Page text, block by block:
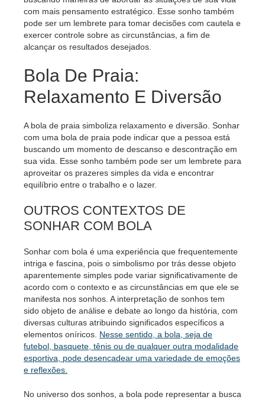
com mais pensamento estratégico. Esse sonho também
pode ser um lembrete para tomar decisões com cautela e
exercer controle sobre as circunstâncias, a fim de
alcançar os resultados desejados.
Bola De Praia:
Relaxamento E Diversão
A bola de praia simboliza relaxamento e diversão. Sonhar
com uma bola de praia pode indicar que a pessoa está
buscando um momento de descanso e descontração em
sua vida. Esse sonho também pode ser um lembrete para
aproveitar os prazeres simples da vida e encontrar
equilíbrio entre o trabalho e o lazer.
OUTROS CONTEXTOS DE
SONHAR COM BOLA
Sonhar com bola é uma experiência que frequentemente
intriga e fascina, pois o simbolismo por trás desse objeto
aparentemente simples pode variar significativamente de
acordo com o contexto e as circunstâncias em que ele se
manifesta nos sonhos. A interpretação de sonhos tem
sido objeto de análise e debate ao longo da história, com
diversas culturas atribuindo significados específicos a
elementos oníricos. Nesse sentido, a bola, seja de
futebol, basquete, tênis ou de qualquer outra modalidade
esportiva, pode desencadear uma variedade de emoções
e reflexões.
No universo dos sonhos, a bola pode representar a busca